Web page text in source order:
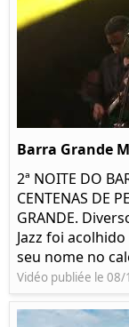
Barra Grande
2ª NOITE DO
CENTENAS DE
GRANDE.
Jazz foi
seu nome no
Vidéo publiée le